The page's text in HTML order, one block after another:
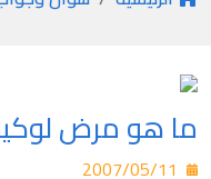
ما هو مرض